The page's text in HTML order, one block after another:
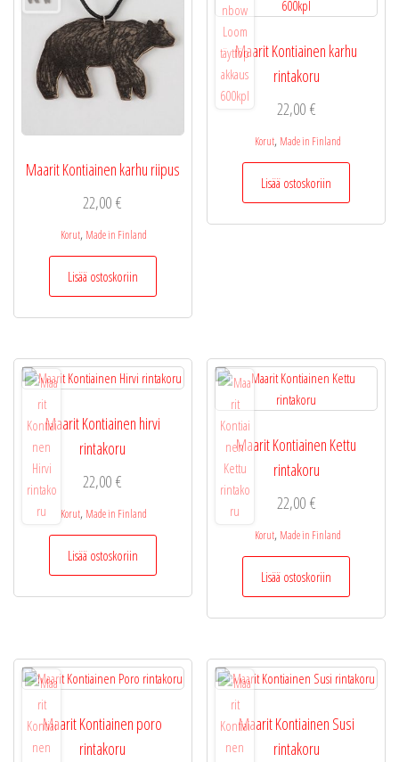
Maarit Kontiainen karhu riipus
22,00€
Korut, Made in Finland
Lisää ostoskoriin
Maarit Kontiainen karhu
rintakoru
22,00 €
Korut, Made in Finland
Lisää ostoskoriin
Maarit Kontiainen hirvi
rintakoru
22,00€
Korut, Made in Finland
Lisää ostoskoriin
Maarit Kontiainen Kettu
rintakoru
22,00 €
Korut, Made in Finland
Lisää ostoskoriin
Maarit Kontiainen poro
rintakoru
Maarit Kontiainen Susi
rintakoru